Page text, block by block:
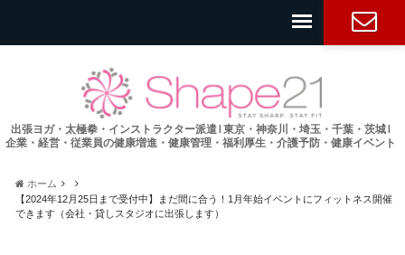
出張ヨガ・太極拳・インストラクター派遣 l 東京・神奈川・埼玉・千葉・茨城 l
企業・経営・従業員の健康増進・健康管理・福利厚生・介護予防・健康イベント
ホーム
【2024年12月25日まで受付中】まだ間に合う！1月年始イベントにフィットネス開催
できます（会社・貸しスタジオに出張します）